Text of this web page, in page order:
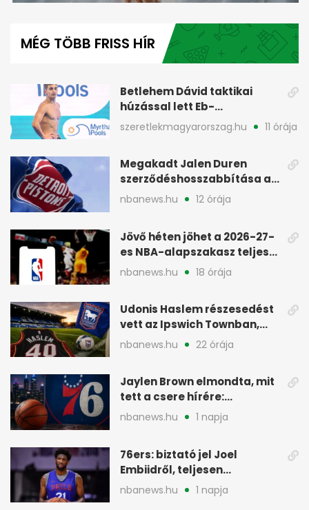
minute,
MÉG TÖBB FRISS HÍR
Betlehem Dávid taktikai
húzással lett Eb-
aranyérmes Párizsban
szeretlekmagyarorszag.hu 11 órája
Megakadt Jalen Duren
szerződéshosszabbítása a
Detroit Pistonsnál
nbanews.hu 12 órája
Jövő héten jöhet a 2026-27-
es NBA-alapszakasz teljes
menetrendje
nbanews.hu 18 órája
Udonis Haslem részesedést
vett az Ipswich Townban,
Premier League-szereplés
nbanews.hu 22 órája
Jaylen Brown elmondta, mit
tett a csere hírére:
elhajította a telefonját
nbanews.hu 1 napja
76ers: biztató jel Joel
Embiidről, teljesen
egészségesen készül
nbanews.hu 1 napja